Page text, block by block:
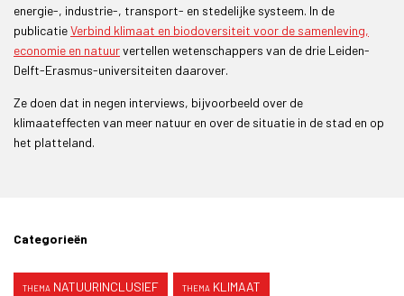
energie-, industrie-, transport- en stedelijke systeem. In de
publicatieVerbind klimaat en biodoversiteit voor de samenleving,
economie en natuurvertellen wetenschappers van de drie Leiden-
Delft-Erasmus-universiteiten daarover.
Ze doen dat in negen interviews, bijvoorbeeld over de
klimaateffecten van meer natuur en over de situatie in de stad en op
het platteland.
Categorieën
NATUURINCLUSIEF KLIMAAT